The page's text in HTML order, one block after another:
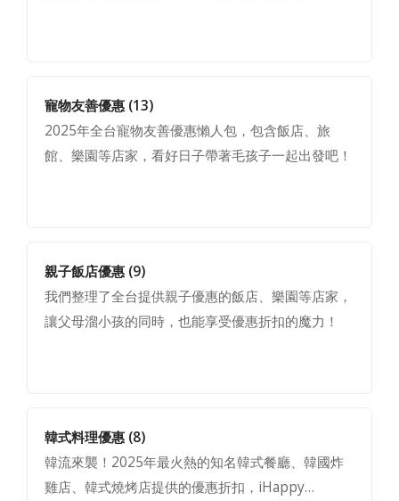
寵物友善優惠 (13)
2025年全台寵物友善優惠懶人包，包含飯店、旅
館、樂園等店家，看好日子帶著毛孩子一起出發吧！
親子飯店優惠(9)
我們整理了全台提供親子優惠的飯店、樂園等店家，
讓父母溜小孩的同時，也能享受優惠折扣的魔力！
韓式料理優惠(8)
韓流來襲！2025年最火熱的知名韓式餐廳、韓國炸
雞店、韓式燒烤店提供的優惠折扣，iHappy…